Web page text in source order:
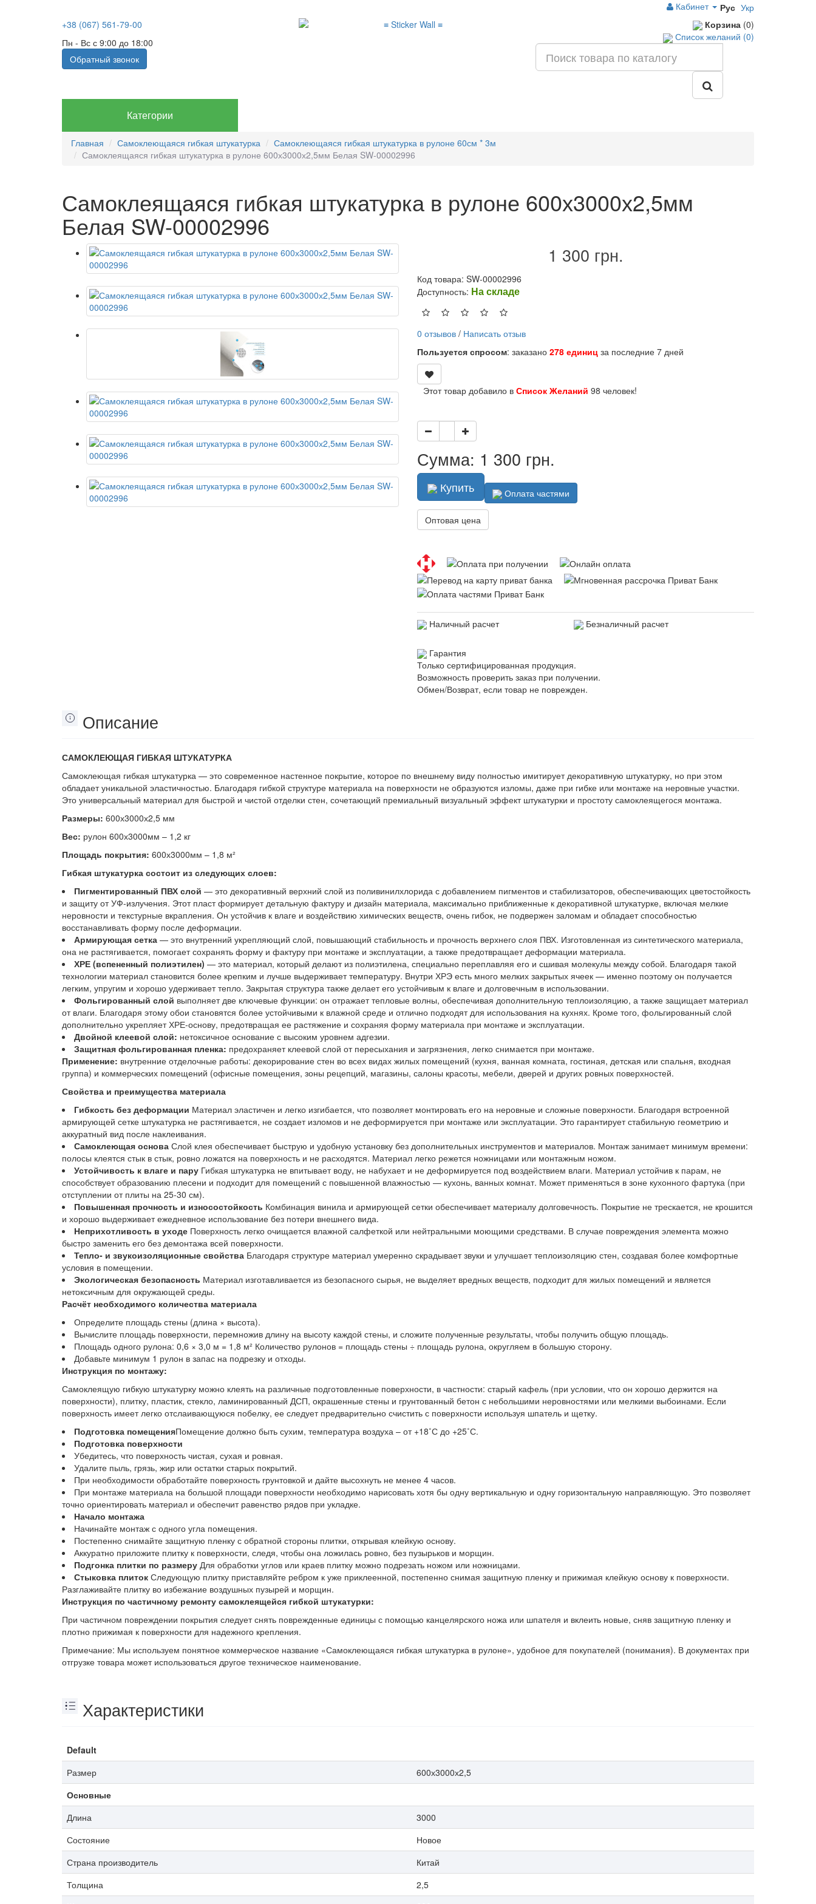
Рус Укр
Кабинет
+38 (067) 561-79-00
Пн - Вс с 9:00 до 18:00
Обратный звонок
Корзина (0)
Список желаний (0)
Категории
Главная Самоклеющаяся гибкая штукатурка
Самоклеющаяся гибкая штукатурка в рулоне 60см * 3м
Самоклеящаяся гибкая штукатурка в рулоне 600х3000х2,5мм Белая SW-00002996
Самоклеящаяся гибкая штукатурка в рулоне 600х3000х2,5мм
Белая SW-00002996
1 300 грн.
Код товара: SW-00002996
Доступность: На складе
0 отзывов / Написать отзыв
Пользуется спросом: заказано 278 единиц за последние 7 дней
Этот товар добавило в Список Желаний 98 человек!
Сумма: 1 300 грн.
Купить Оплата частями
Оптовая цена
Наличный расчет Безналичный расчет
Гарантия
Только сертифицированная продукция.
Возможность проверить заказ при получении.
Обмен/Возврат, если товар не поврежден.
Описание
САМОКЛЕЮЩАЯ ГИБКАЯ ШТУКАТУРКА
Самоклеющая гибкая штукатурка — это современное настенное покрытие, которое по внешнему виду полностью имитирует декоративную штукатурку, но при этом
обладает уникальной эластичностью. Благодаря гибкой структуре материала на поверхности не образуются изломы, даже при гибке или монтаже на неровные участки.
Это универсальный материал для быстрой и чистой отделки стен, сочетающий премиальный визуальный эффект штукатурки и простоту самоклеящегося монтажа.
Размеры: 600х3000х2,5 мм
Вес: рулон 600х3000мм – 1,2 кг
Площадь покрытия: 600х3000мм – 1,8 м²
Гибкая штукатурка состоит из следующих слоев:
Пигментированный ПВХ слой — это декоративный верхний слой из поливинилхлорида с добавлением пигментов и стабилизаторов, обеспечивающих цветостойкость
и защиту от УФ-излучения. Этот пласт формирует детальную фактуру и дизайн материала, максимально приближенные к декоративной штукатурке, включая мелкие
неровности и текстурные вкрапления. Он устойчив к влаге и воздействию химических веществ, очень гибок, не подвержен заломам и обладает способностью
восстанавливать форму после деформации.
Армирующая сетка — это внутренний укрепляющий слой, повышающий стабильность и прочность верхнего слоя ПВХ. Изготовленная из синтетического материала,
она не растягивается, помогает сохранять форму и фактуру при монтаже и эксплуатации, а также предотвращает деформации материала.
ХРЕ (вспененный полиэтилен) — это материал, который делают из полиэтилена, специально переплавляя его и сшивая молекулы между собой. Благодаря такой
технологии материал становится более крепким и лучше выдерживает температуру. Внутри ХРЭ есть много мелких закрытых ячеек — именно поэтому он получается
легким, упругим и хорошо удерживает тепло. Закрытая структура также делает его устойчивым к влаге и долговечным в использовании.
Фольгированный слой выполняет две ключевые функции: он отражает тепловые волны, обеспечивая дополнительную теплоизоляцию, а также защищает материал
от влаги. Благодаря этому обои становятся более устойчивыми к влажной среде и отлично подходят для использования на кухнях. Кроме того, фольгированный слой
дополнительно укрепляет ХРЕ-основу, предотвращая ее растяжение и сохраняя форму материала при монтаже и эксплуатации.
Двойной клеевой слой: нетоксичное основание с высоким уровнем адгезии.
Защитная фольгированная пленка: предохраняет клеевой слой от пересыхания и загрязнения, легко снимается при монтаже.
Применение: внутренние отделочные работы: декорирование стен во всех видах жилых помещений (кухня, ванная комната, гостиная, детская или спальня, входная
группа) и коммерческих помещений (офисные помещения, зоны рецепций, магазины, салоны красоты, мебели, дверей и других ровных поверхностей.
Свойства и преимущества материала
Гибкость без деформации Материал эластичен и легко изгибается, что позволяет монтировать его на неровные и сложные поверхности. Благодаря встроенной
армирующей сетке штукатурка не растягивается, не создает изломов и не деформируется при монтаже или эксплуатации. Это гарантирует стабильную геометрию и
аккуратный вид после наклеивания.
Самоклеющая основа Слой клея обеспечивает быструю и удобную установку без дополнительных инструментов и материалов. Монтаж занимает минимум времени:
полосы клеятся стык в стык, ровно ложатся на поверхность и не расходятся. Материал легко режется ножницами или монтажным ножом.
Устойчивость к влаге и пару Гибкая штукатурка не впитывает воду, не набухает и не деформируется под воздействием влаги. Материал устойчив к парам, не
способствует образованию плесени и подходит для помещений с повышенной влажностью — кухонь, ванных комнат. Может применяться в зоне кухонного фартука (при
отступлении от плиты на 25-30 см).
Повышенная прочность и износостойкость Комбинация винила и армирующей сетки обеспечивает материалу долговечность. Покрытие не трескается, не крошится
и хорошо выдерживает ежедневное использование без потери внешнего вида.
Неприхотливость в уходе Поверхность легко очищается влажной салфеткой или нейтральными моющими средствами. В случае повреждения элемента можно
быстро заменить его без демонтажа всей поверхности.
Тепло- и звукоизоляционные свойства Благодаря структуре материал умеренно скрадывает звуки и улучшает теплоизоляцию стен, создавая более комфортные
условия в помещении.
Экологическая безопасность Материал изготавливается из безопасного сырья, не выделяет вредных веществ, подходит для жилых помещений и является
нетоксичным для окружающей среды.
Расчёт необходимого количества материала
Определите площадь стены (длина × высота).
Вычислите площадь поверхности, перемножив длину на высоту каждой стены, и сложите полученные результаты, чтобы получить общую площадь.
Площадь одного рулона: 0,6 × 3,0 м = 1,8 м² Количество рулонов = площадь стены ÷ площадь рулона, округляем в большую сторону.
Добавьте минимум 1 рулон в запас на подрезку и отходы.
Инструкция по монтажу:
Самоклеящую гибкую штукатурку можно клеять на различные подготовленные поверхности, в частности: старый кафель (при условии, что он хорошо держится на
поверхности), плитку, пластик, стекло, ламинированный ДСП, окрашенные стены и грунтованный бетон с небольшими неровностями или мелкими выбоинами. Если
поверхность имеет легко отслаивающуюся побелку, ее следует предварительно счистить с поверхности используя шпатель и щетку.
Подготовка помещенияПомещение должно быть сухим, температура воздуха – от +18˚С до +25˚С.
Подготовка поверхности
Убедитесь, что поверхность чистая, сухая и ровная.
Удалите пыль, грязь, жир или остатки старых покрытий.
При необходимости обработайте поверхность грунтовкой и дайте высохнуть не менее 4 часов.
При монтаже материала на большой площади поверхности необходимо нарисовать хотя бы одну вертикальную и одну горизонтальную направляющую. Это позволяет
точно ориентировать материал и обеспечит равенство рядов при укладке.
Начало монтажа
Начинайте монтаж с одного угла помещения.
Постепенно снимайте защитную пленку с обратной стороны плитки, открывая клейкую основу.
Аккуратно приложите плитку к поверхности, следя, чтобы она ложилась ровно, без пузырьков и морщин.
Подгонка плитки по размеру Для обработки углов или краев плитку можно подрезать ножом или ножницами.
Стыковка плиток Следующую плитку приставляйте ребром к уже приклеенной, постепенно снимая защитную пленку и прижимая клейкую основу к поверхности.
Разглаживайте плитку во избежание воздушных пузырей и морщин.
Инструкция по частичному ремонту самоклеящейся гибкой штукатурки:
При частичном повреждении покрытия следует снять поврежденные единицы с помощью канцелярского ножа или шпателя и вклеить новые, сняв защитную пленку и
плотно прижимая к поверхности для надежного крепления.
Примечание: Мы используем понятное коммерческое название «Самоклеющаяся гибкая штукатурка в рулоне», удобное для покупателей (понимания). В документах при
отгрузке товара может использоваться другое техническое наименование.
Характеристики
Default
Размер
600х3000х2,5
Основные
Длина
3000
Состояние
Новое
Страна производитель
Китай
Толщина
2,5